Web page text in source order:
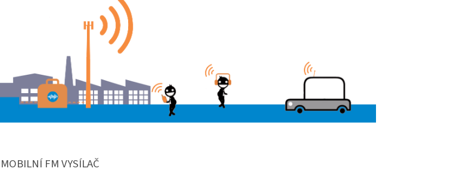
MOBILNÍ FM VYSÍLAČ